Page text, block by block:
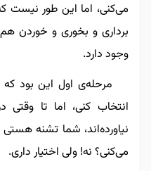
می‌کنی، اما این طور نیست
برداری و بخوری و خوردن
وجود دارد.
مرحله‌ی اول این بود که
انتخاب کنی، اما تا
نیاورده‌اند، شما تشنه هستی
می‌کنی؟ نه! ولی اختیار داری.